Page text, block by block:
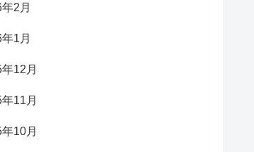
2月
1月
12月
11月
10月